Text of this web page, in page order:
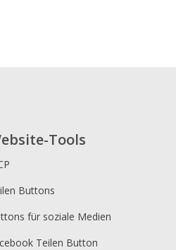
Tools
Buttons
für soziale Medien
Teilen Button